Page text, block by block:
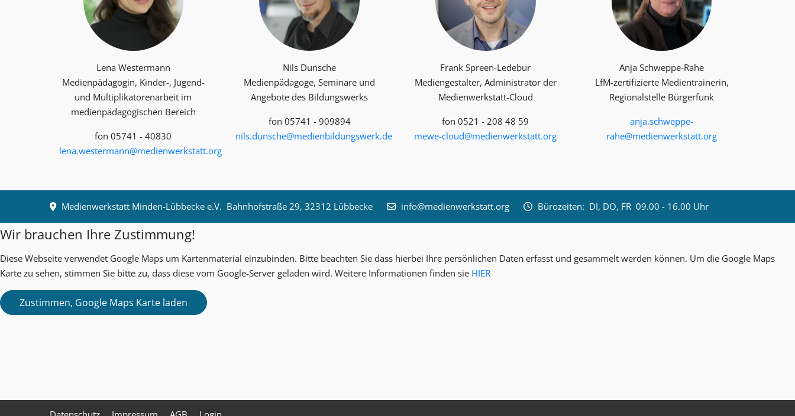
Lena Westermann
Medienpädagogin, Kinder-, Jugend-
und Multiplika­toren­arbeit im
medienpädagogischen Bereich
fon 05741 - 40830
lena.westermann@medienwerkstatt.org
Nils Dunsche
Medienpädagoge, Seminare und
Angebote des Bildungswerks
fon 05741 - 909894
nils.dunsche@medienbildungswerk.de
Frank Spreen-Ledebur
Mediengestalter, Administrator der
Medienwerkstatt-Cloud
fon 0521 - 208 48 59
mewe-cloud@medienwerkstatt.org
Anja Schweppe-Rahe
LfM-zertifizierte Medientrainerin,
Regionalstelle Bürgerfunk
anja.schweppe-
rahe@medienwerkstatt.org
Medienwerkstatt Minden-Lübbecke e.V. Bahnhofstraße 29, 32312 Lübbecke info@medienwerkstatt.org Bürozeiten: DI, DO, FR 09.00 - 16.00 Uhr
Wir brauchen Ihre Zustimmung!
Diese Webseite verwendet Google Maps um Kartenmaterial einzubinden. Bitte beachten Sie dass hierbei Ihre persönlichen Daten erfasst und gesammelt werden können. Um die Google Maps
Karte zu sehen, stimmen Sie bitte zu, dass diese vom Google-Server geladen wird. Weitere Informationen finden sie HIER